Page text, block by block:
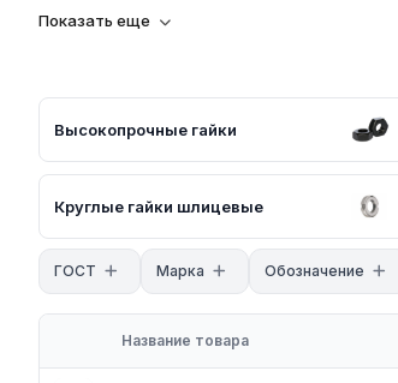
Компания «Тантал» предлагает Гайки в
требованиям ГОСТ и ТУ, имеют
Наличие на складе в России
Обязательное наличие сертификатов
Доставка по региону
Для получения актуальных цен и наличия
поставки и доставки.
Показать еще
Высокопрочные гайки
Круглые гайки шлицевые
ГОСТ Марка Обозначение
Название товара